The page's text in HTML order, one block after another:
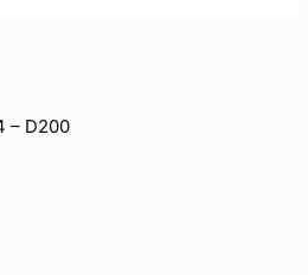
– D200